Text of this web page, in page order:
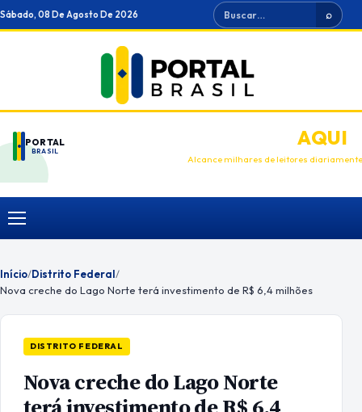
Ir
para
Sábado, 08 De Agosto De 2026 Buscar ⌕
PORTAL
BRASIL
ANUNCIEAQUI
Alcance milhares de leitores diariamente
Menu
Início/Distrito Federal/
Nova creche do Lago Norte terá investimento de R$ 6,4 milhões
DISTRITO FEDERAL
Nova creche do Lago Norte